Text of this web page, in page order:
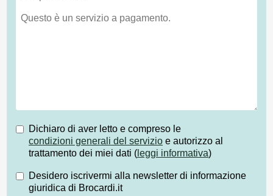
Dichiaro di aver letto e compreso le
condizioni generali del servizio e autorizzo al
trattamento dei miei dati ( leggi informativa)
Desidero iscrivermi alla newsletter di informazione
giuridica di Brocardi.it